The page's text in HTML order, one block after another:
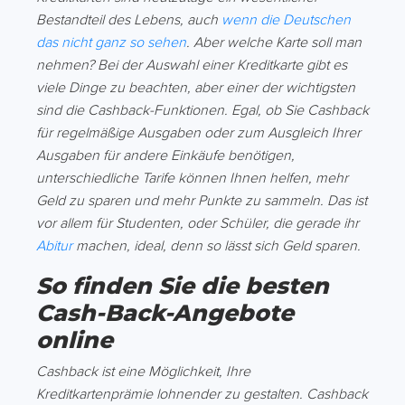
Bestandteil des Lebens, auch wenn die Deutschen
das nicht ganz so sehen. Aber welche Karte soll man
nehmen? Bei der Auswahl einer Kreditkarte gibt es
viele Dinge zu beachten, aber einer der wichtigsten
sind die Cashback-Funktionen. Egal, ob Sie Cashback
für regelmäßige Ausgaben oder zum Ausgleich Ihrer
Ausgaben für andere Einkäufe benötigen,
unterschiedliche Tarife können Ihnen helfen, mehr
Geld zu sparen und mehr Punkte zu sammeln. Das ist
vor allem für Studenten, oder Schüler, die gerade ihr
Abiturmachen, ideal, denn so lässt sich Geld sparen.
So finden Sie die besten
Cash-Back-Angebote
online
Cashback ist eine Möglichkeit, Ihre
Kreditkartenprämie lohnender zu gestalten. Cashback